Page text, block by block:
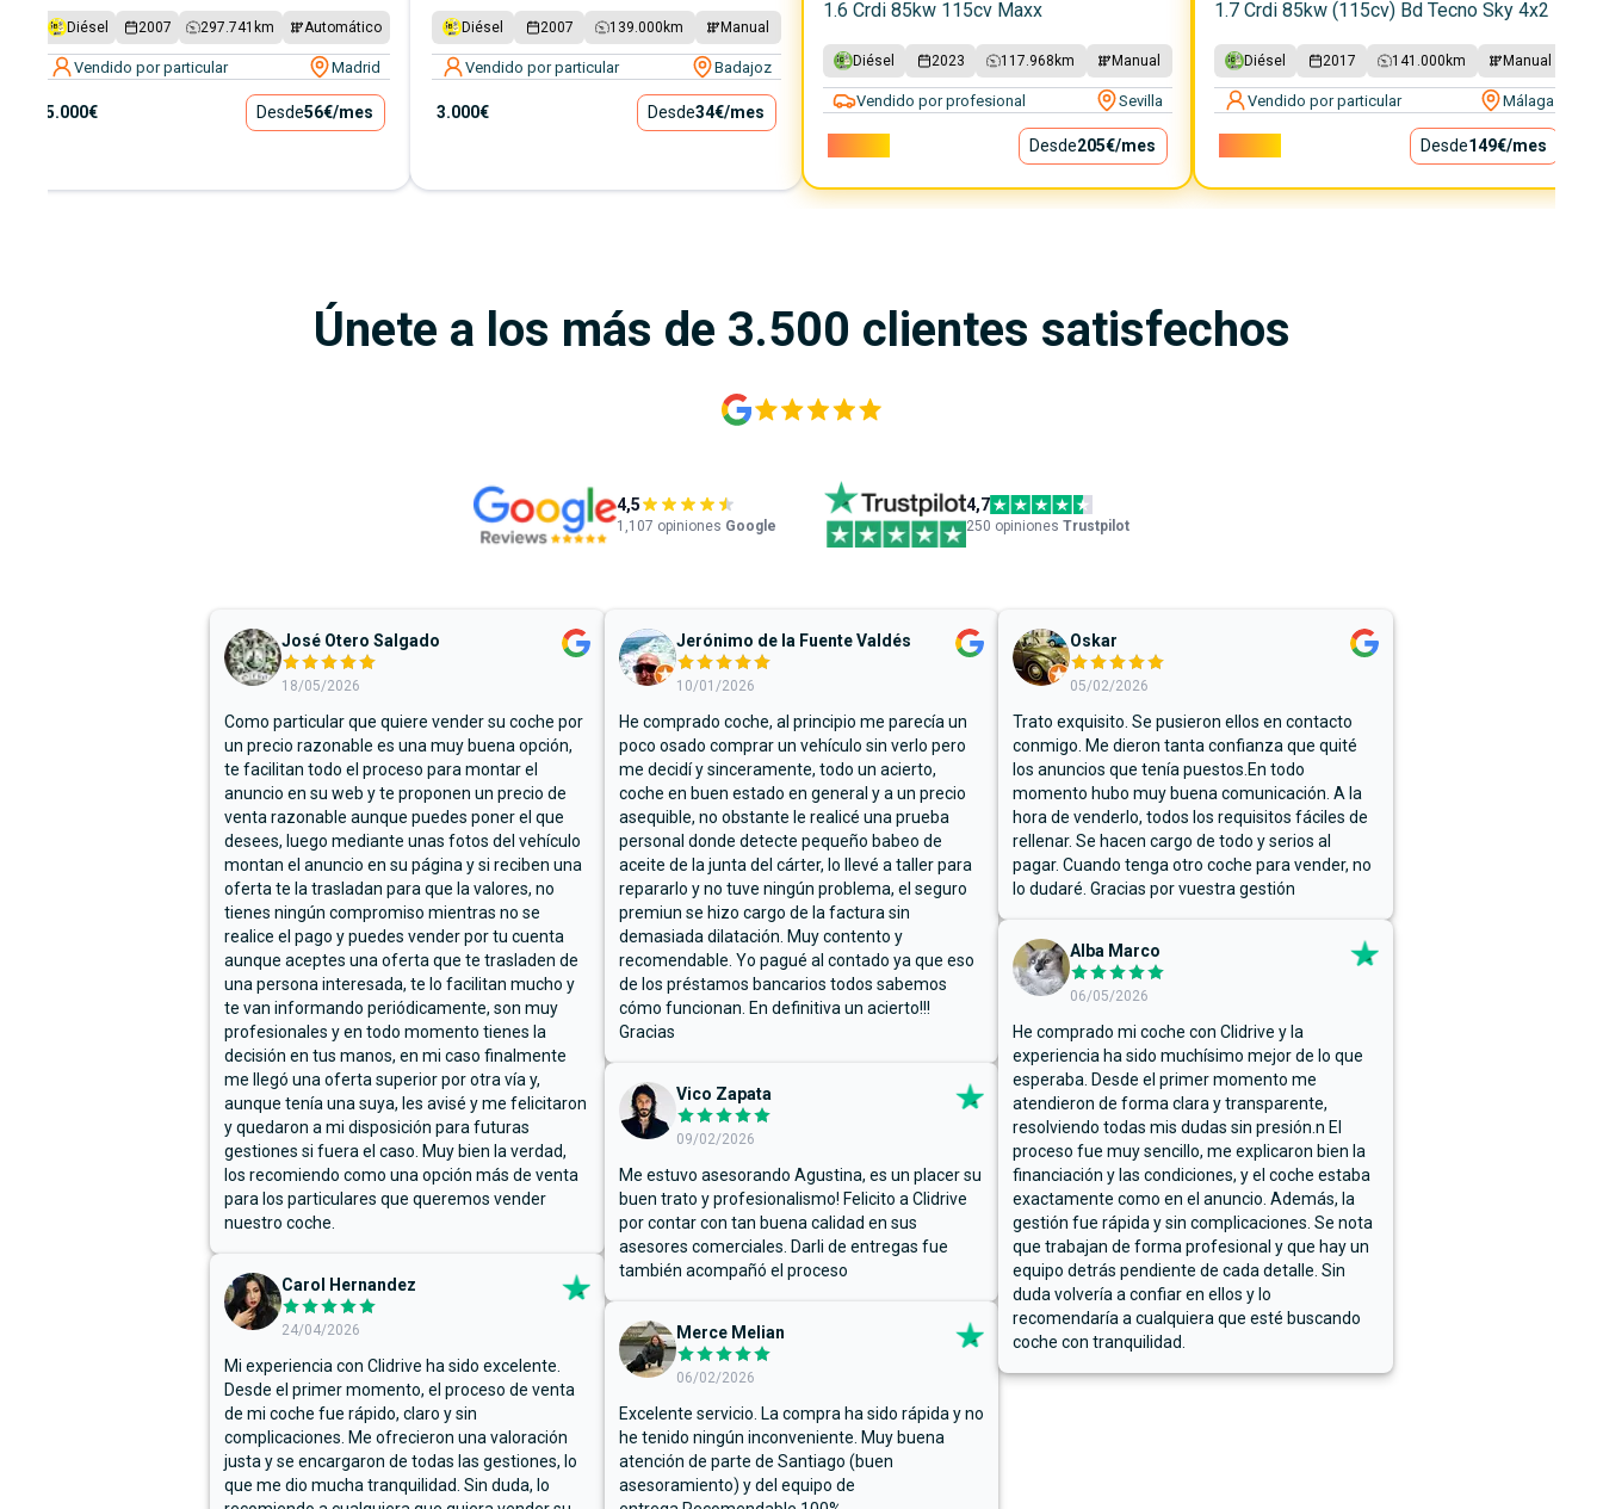
Diésel 2007 297.741 km Automático
Vendido por particular Madrid
5.000€ Desde56€/mes
Diésel 2007 139.000 km Manual
Vendido por particular Badajoz
3.000€ Desde34€/mes
1.6 Crdi 85kw 115cv Maxx
Diésel 2023 117.968 km Manual
Vendido por profesional Sevilla
Desde205€/mes
1.7 Crdi 85kw (115cv) Bd Tecno Sky 4x2
Diésel 2017 141.000 km Manual
Vendido por particular Málaga
Desde149€/mes
Únete a los más de 3.500 clientes satisfechos
4,5
1,107 opiniones Google
4,7
250 opiniones Trustpilot
José Otero Salgado
18/05/2026
Como particular que quiere vender su coche por
un precio razonable es una muy buena opción,
te facilitan todo el proceso para montar el
anuncio en su web y te proponen un precio de
venta razonable aunque puedes poner el que
desees, luego mediante unas fotos del vehículo
montan el anuncio en su página y si reciben una
oferta te la trasladan para que la valores, no
tienes ningún compromiso mientras no se
realice el pago y puedes vender por tu cuenta
aunque aceptes una oferta que te trasladen de
una persona interesada, te lo facilitan mucho y
te van informando periódicamente, son muy
profesionales y en todo momento tienes la
decisión en tus manos, en mi caso finalmente
me llegó una oferta superior por otra vía y,
aunque tenía una suya, les avisé y me felicitaron
y quedaron a mi disposición para futuras
gestiones si fuera el caso. Muy bien la verdad,
los recomiendo como una opción más de venta
para los particulares que queremos vender
nuestro coche.
Carol Hernandez
24/04/2026
Mi experiencia con Clidrive ha sido excelente.
Desde el primer momento, el proceso de venta
de mi coche fue rápido, claro y sin
complicaciones. Me ofrecieron una valoración
justa y se encargaron de todas las gestiones, lo
que me dio mucha tranquilidad. Sin duda, lo
Jerónimo de la Fuente Valdés
10/01/2026
He comprado coche, al principio me parecía un
poco osado comprar un vehículo sin verlo pero
me decidí y sinceramente, todo un acierto,
coche en buen estado en general y a un precio
asequible, no obstante le realicé una prueba
personal donde detecte pequeño babeo de
aceite de la junta del cárter, lo llevé a taller para
repararlo y no tuve ningún problema, el seguro
premiun se hizo cargo de la factura sin
demasiada dilatación. Muy contento y
recomendable. Yo pagué al contado ya que eso
de los préstamos bancarios todos sabemos
cómo funcionan. En definitiva un acierto!!!
Gracias
Vico Zapata
09/02/2026
Me estuvo asesorando Agustina, es un placer su
buen trato y profesionalismo! Felicito a Clidrive
por contar con tan buena calidad en sus
asesores comerciales. Darli de entregas fue
también acompañó el proceso
Merce Melian
06/02/2026
Excelente servicio. La compra ha sido rápida y no
he tenido ningún inconveniente. Muy buena
atención de parte de Santiago (buen
asesoramiento) y del equipo de
Oskar
05/02/2026
Trato exquisito. Se pusieron ellos en contacto
conmigo. Me dieron tanta confianza que quité
los anuncios que tenía puestos.En todo
momento hubo muy buena comunicación. A la
hora de venderlo, todos los requisitos fáciles de
rellenar. Se hacen cargo de todo y serios al
pagar. Cuando tenga otro coche para vender, no
lo dudaré. Gracias por vuestra gestión
Alba Marco
06/05/2026
He comprado mi coche con Clidrive y la
experiencia ha sido muchísimo mejor de lo que
esperaba. Desde el primer momento me
atendieron de forma clara y transparente,
resolviendo todas mis dudas sin presión.n El
proceso fue muy sencillo, me explicaron bien la
financiación y las condiciones, y el coche estaba
exactamente como en el anuncio. Además, la
gestión fue rápida y sin complicaciones. Se nota
que trabajan de forma profesional y que hay un
equipo detrás pendiente de cada detalle. Sin
duda volvería a confiar en ellos y lo
recomendaría a cualquiera que esté buscando
coche con tranquilidad.